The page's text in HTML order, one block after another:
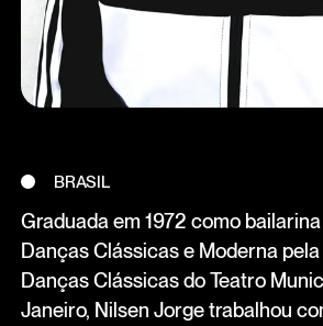
BRASIL
Graduada em 1972 como
Danças Clássicas e Moderna
Danças Clássicas do Teatro
Janeiro, Nilsen Jorge trabalhou